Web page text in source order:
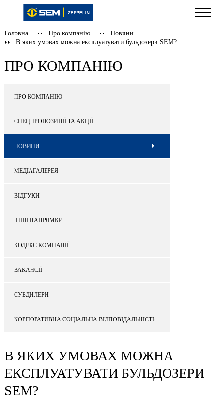
Головна Про компанію
Новини
В яких умовах можна експлуатувати бульдозери SEM?
ПРО КОМПАНІЮ
ПРО КОМПАНІЮ
СПЕЦПРОПОЗИЦІЇ ТА АКЦІЇ
НОВИНИ
МЕДІАГАЛЕРЕЯ
ВІДГУКИ
ІНШІ НАПРЯМКИ
КОДЕКС КОМПАНІЇ
ВАКАНСІЇ
СУБДИЛЕРИ
КОРПОРАТИВНА СОЦІАЛЬНА ВІДПОВІДАЛЬНІСТЬ
В ЯКИХ УМОВАХ МОЖНА
ЕКСПЛУАТУВАТИ БУЛЬДОЗЕРИ
SEM?